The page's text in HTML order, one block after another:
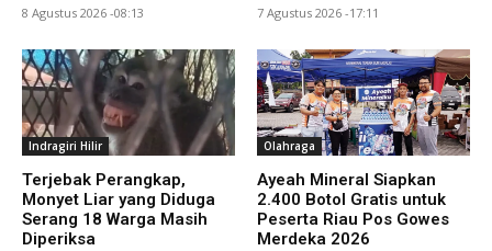
8 Agustus 2026 -08:13 7 Agustus 2026 -17:11
Indragiri Hilir
Terjebak Perangkap,
Monyet Liar yang Diduga
Serang 18 Warga Masih
Diperiksa
Olahraga
Ayeah Mineral Siapkan
2.400 Botol Gratis untuk
Peserta Riau Pos Gowes
Merdeka 2026